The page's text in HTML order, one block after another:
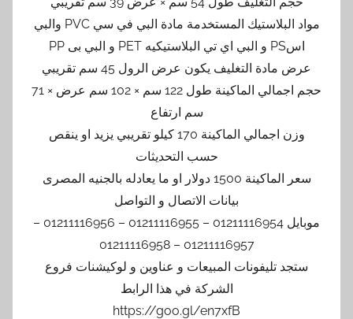
مواد البلاستيك المستخدمة مادة البي في سي PVC والبي
اسPS و البي اي تي البلاستيكيه PET و البي بى PP
عرض مادة التغليف يكون عرض الرول 45 سم تقريبي
حجم اجمالي الماكينة طول 122 سم × 102 سم عرض × 71
سم ارتفاع
وزن اجمالي الماكينة 170 كيلو تقريبي يزيد او ينقص
حسب التحديثات
سعر الماكينة 1500 دولار او ما يعادله بالجنيه المصرى
بيانات الاتصال و التواصل
موبايل 01211116954 – 01211116955 – 01211116956 –
01211116957 – 01211116958
ستجد تليفونات المبيعات و عناوين و لوكيشنات فروع
الشركة في هذا الرابط
https://goo.gl/en7xfB